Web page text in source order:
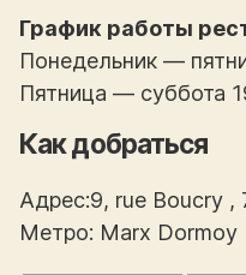
График работы
Понедельник —
Пятница — суббота
Как добраться
Адрес:9, rue Boucry ,
Метро: Marx Dormoy